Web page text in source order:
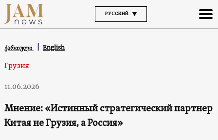
РУССКИЙ
ქართული English
Грузия
11.06.2026
Мнение: «Истинный стратегический партнер
Китая не Грузия, а Россия»